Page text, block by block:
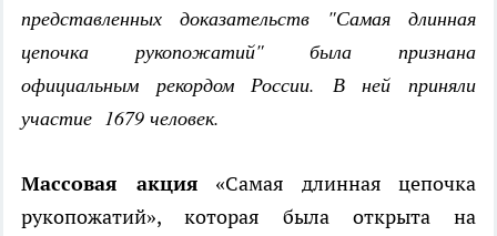
представленных доказательств "Самая длинная
цепочка рукопожатий" была признана
официальным рекордом России. В ней приняли
участие 1679 человек.
Массовая акция «Самая длинная цепочка
рукопожатий», которая была открыта на